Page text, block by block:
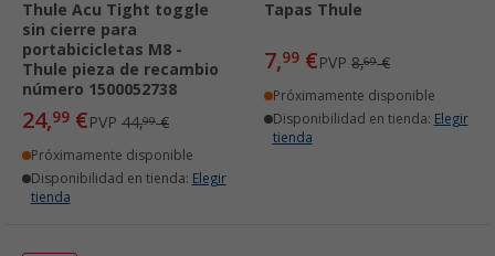
Thule Acu Tight toggle
sin cierre para
portabicicletas M8 -
Thule pieza de recambio
número 1500052738
24,99 €PVP 44,99€
Próximamente disponible
Disponibilidad en tienda: Elegir
tienda
Tapas Thule
7,99 €PVP 8,69€
Próximamente disponible
Disponibilidad en tienda: Elegir
tienda